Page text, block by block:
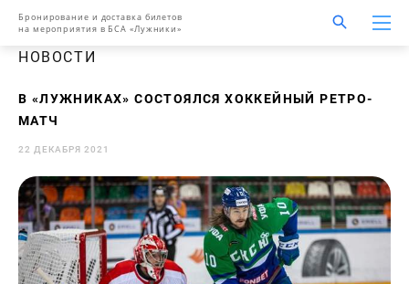
Бронирование и доставка билетов
на мероприятия в БСА «Лужники»
НОВОСТИ
В «ЛУЖНИКАХ» СОСТОЯЛСЯ ХОККЕЙНЫЙ РЕТРО-
МАТЧ
22 ДЕКАБРЯ 2021